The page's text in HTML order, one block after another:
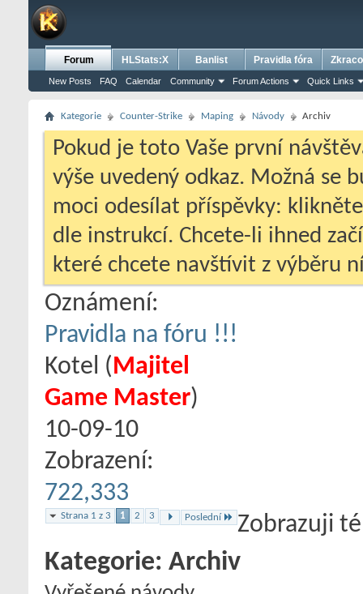
Forum
New Posts FAQ Calendar Community Forum Actions Quick Links
HLStats:X Banlist Pravidla fóra
Kategorie Counter-Strike Maping Návody Archiv
Pokud je toto Vaše první
výše uvedený odkaz. Možná se
moci odesílat příspěvky:
dle instrukcí. Chcete-li ihned
které chcete navštívit z výběru
Oznámení:
Pravidla na fóru !!!
Kotel ‎(Majitel
Game Master)
10-09-10
Zobrazení:
722,333
Strana 1 z 3 1 2 3 Poslední Zobrazuji
Kategorie: Archiv